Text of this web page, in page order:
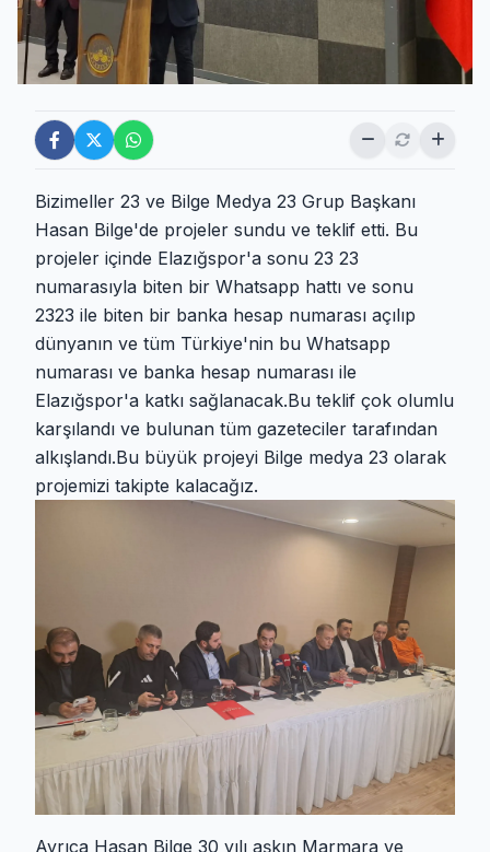
Bizimeller 23 ve Bilge Medya 23 Grup Başkanı
Hasan Bilge'de projeler sundu ve teklif etti. Bu
projeler içinde Elazığspor'a sonu 23 23
numarasıyla biten bir Whatsapp hattı ve sonu
2323 ile biten bir banka hesap numarası açılıp
dünyanın ve tüm Türkiye'nin bu Whatsapp
numarası ve banka hesap numarası ile
Elazığspor'a katkı sağlanacak.Bu teklif çok olumlu
karşılandı ve bulunan tüm gazeteciler tarafından
alkışlandı.Bu büyük projeyi Bilge medya 23 olarak
projemizi takipte kalacağız.
Ayrıca Hasan Bilge 30 yılı aşkın Marmara ve